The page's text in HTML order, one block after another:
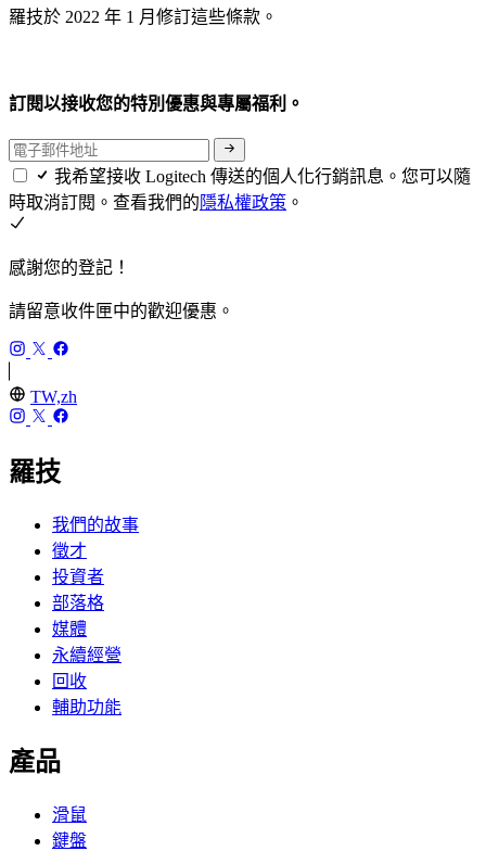
羅技於 2022 年 1 月修訂這些條款。
訂閱以接收您的特別優惠與專屬福利。
我希望接收 Logitech 傳送的個人化行銷訊息。您可以隨
時取消訂閱。查看我們的隱私權政策 。
感謝您的登記！
請留意收件匣中的歡迎優惠。
TW,zh
羅技
我們的故事
徵才
投資者
部落格
媒體
永續經營
回收
輔助功能
產品
滑鼠
鍵盤